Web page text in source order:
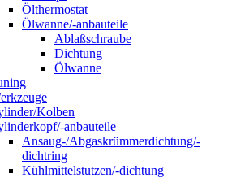
Ölthermostat
Ölwanne/-anbauteile
Ablaßschraube
Dichtung
Ölwanne
Kolben
anbauteile
Ansaug-/Abgaskrümmerdichtung/-
dichtring
Kühlmittelstutzen/-dichtung